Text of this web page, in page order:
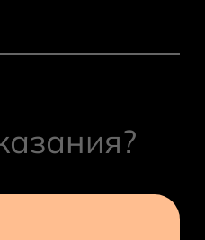
татуажа.
косметику
татуажа бровей,